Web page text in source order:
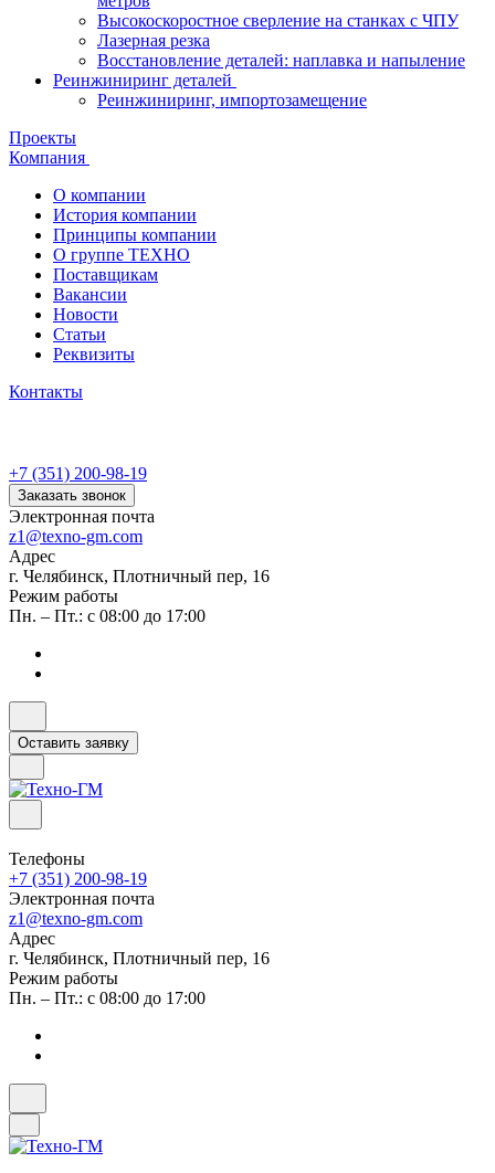
Высокоскоростное сверление на станках с ЧПУ
Лазерная резка
Восстановление деталей: наплавка и напыление
Реинжиниринг деталей
Реинжиниринг, импортозамещение
Проекты
Компания
О компании
История компании
Принципы компании
О группе ТЕХНО
Поставщикам
Вакансии
Новости
Статьи
Реквизиты
Контакты
+7 (351) 200-98-19
Заказать звонок
Электронная почта
z1@texno-gm.com
Адрес
г. Челябинск, Плотничный пер, 16
Режим работы
Пн. – Пт.: с 08:00 до 17:00
Оставить заявку
Телефоны
+7 (351) 200-98-19
Электронная почта
z1@texno-gm.com
Адрес
г. Челябинск, Плотничный пер, 16
Режим работы
Пн. – Пт.: с 08:00 до 17:00